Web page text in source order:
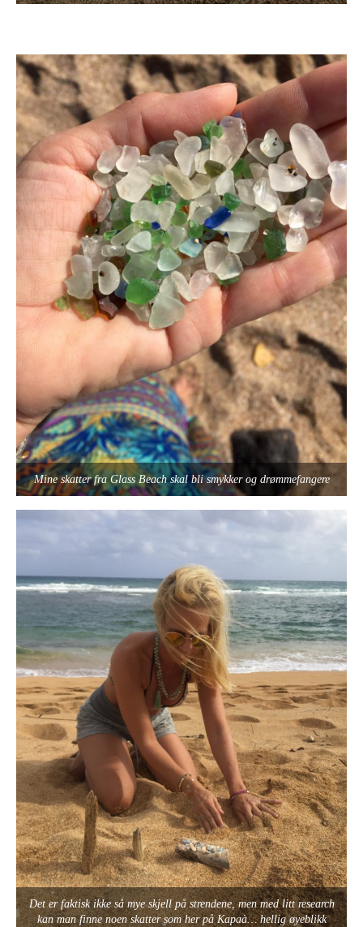
Mine skatter fra Glass Beach skal bli smykker og drømmefangere
Det er faktisk ikke så mye skjell på strendene, men med litt research
kan man finne noen skatter som her på Kapaà… hellig øyeblikk